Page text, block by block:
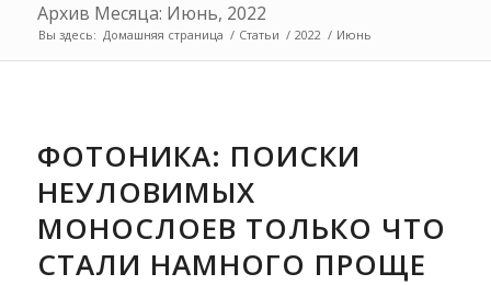
Архив Месяца: Июнь, 2022
Вы здесь: Домашняя страница / Статьи / 2022 / Июнь
ФОТОНИКА: ПОИСКИ
НЕУЛОВИМЫХ
МОНОСЛОЕВ ТОЛЬКО ЧТО
СТАЛИ НАМНОГО ПРОЩЕ